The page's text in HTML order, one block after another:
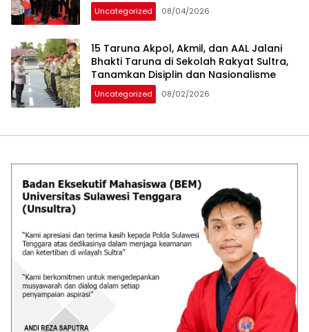
Uncategorized 08/04/2026
15 Taruna Akpol, Akmil, dan AAL Jalani
Bhakti Taruna di Sekolah Rakyat Sultra,
Tanamkan Disiplin dan Nasionalisme
Uncategorized 08/02/2026